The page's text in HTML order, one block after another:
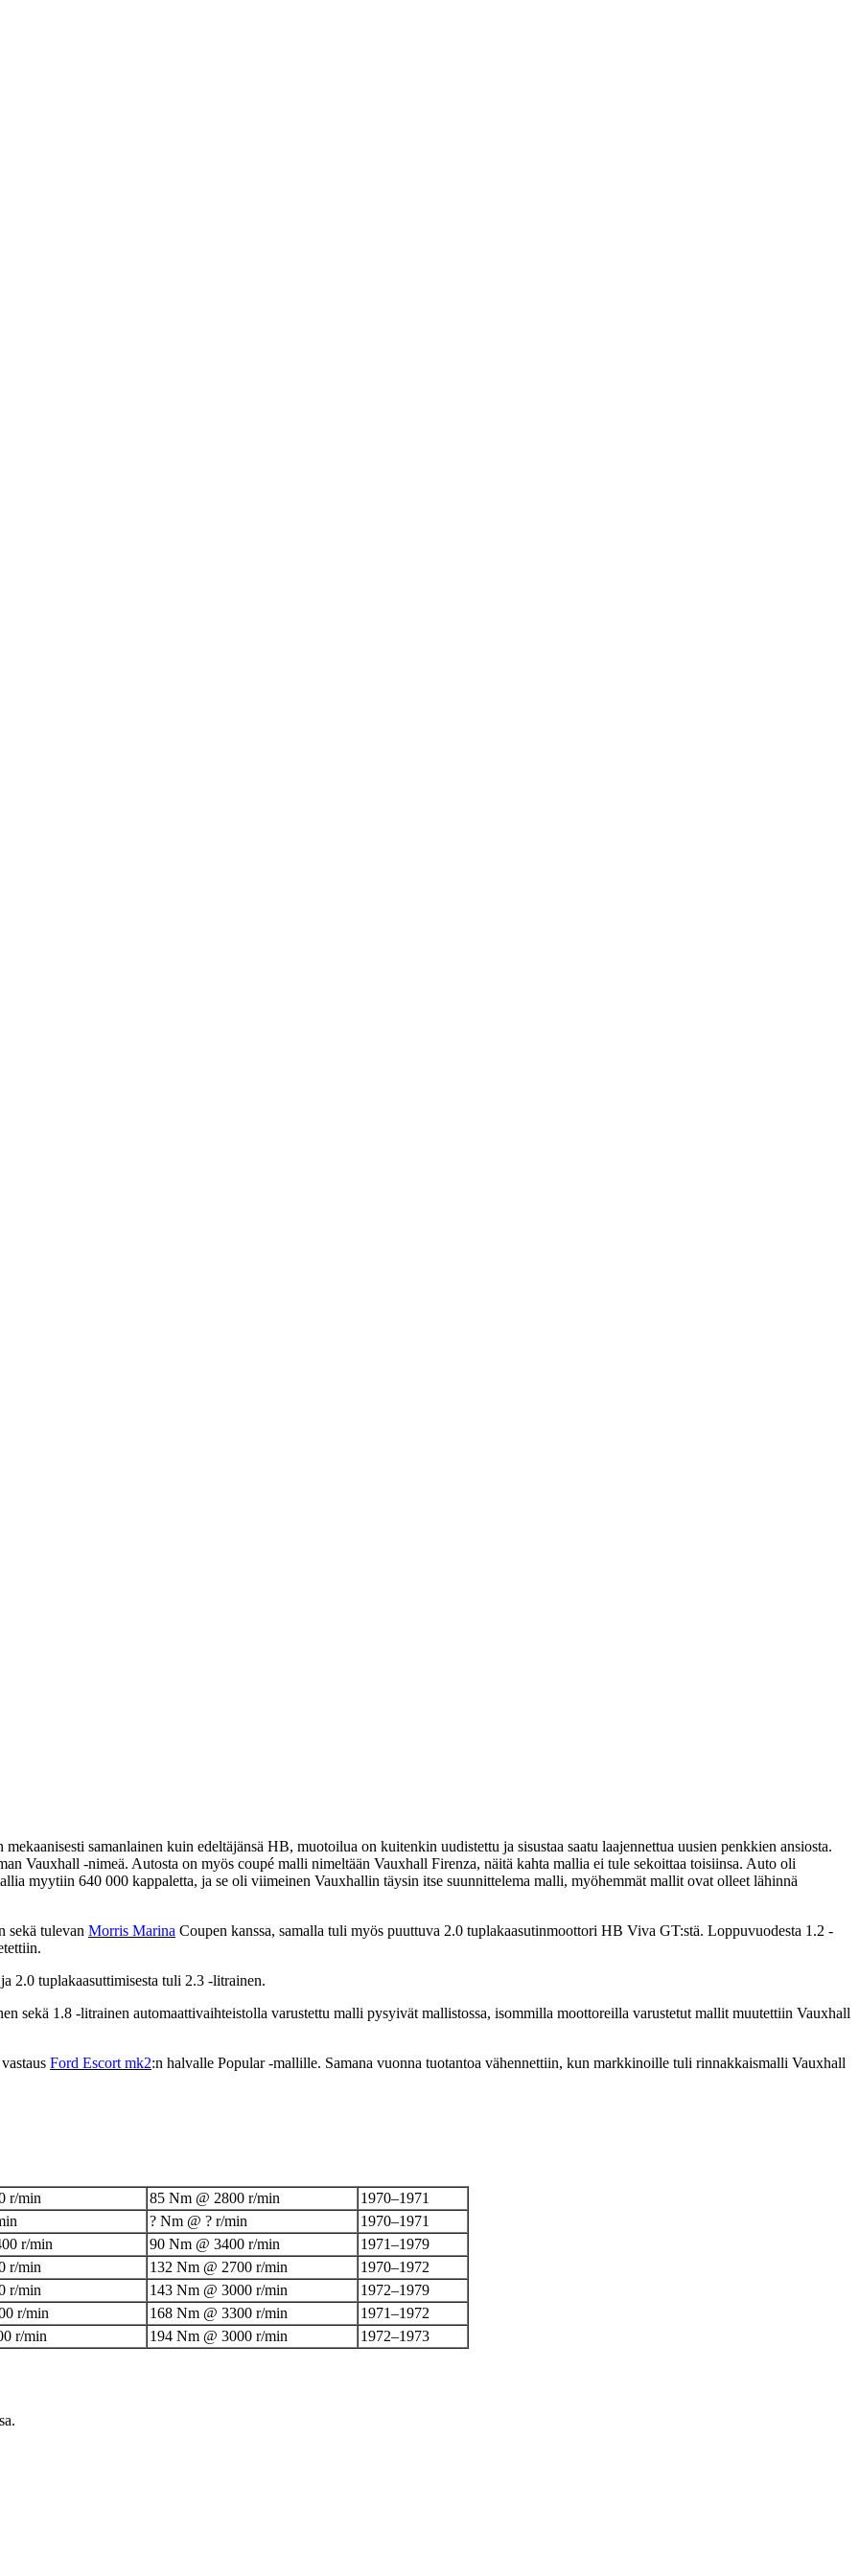
mekaanisesti samanlainen kuin edeltäjänsä HB, muotoilua on kuitenkin uudistettu ja sisustaa saatu laajennettua uusien penkkien ansiosta.
Vauxhall -nimeä. Autosta on myös coupé malli nimeltään Vauxhall Firenza, näitä kahta mallia ei tule sekoittaa toisiinsa. Auto oli
myytiin 640 000 kappaletta, ja se oli viimeinen Vauxhallin täysin itse suunnittelema malli, myöhemmät mallit ovat olleet lähinnä
sekä tulevan Morris Marina Coupen kanssa, samalla tuli myös puuttuva 2.0 tuplakaasutinmoottori HB Viva GT:stä. Loppuvuodesta 1.2 -
2.0 tuplakaasuttimisesta tuli 2.3 -litrainen.
sekä 1.8 -litrainen automaattivaihteistolla varustettu malli pysyivät mallistossa, isommilla moottoreilla varustetut mallit muutettiin Vauxhall
Ford Escort mk2:n halvalle Popular -mallille. Samana vuonna tuotantoa vähennettiin, kun markkinoille tuli rinnakkaismalli Vauxhall
r/min 85 Nm @ 2800 r/min
1970–1971
? Nm @ ? r/min
1970–1971
r/min 90 Nm @ 3400 r/min
1971–1979
r/min 132 Nm @ 2700 r/min
1970–1972
r/min 143 Nm @ 3000 r/min
1972–1979
r/min 168 Nm @ 3300 r/min
1971–1972
r/min 194 Nm @ 3000 r/min 1972–1973